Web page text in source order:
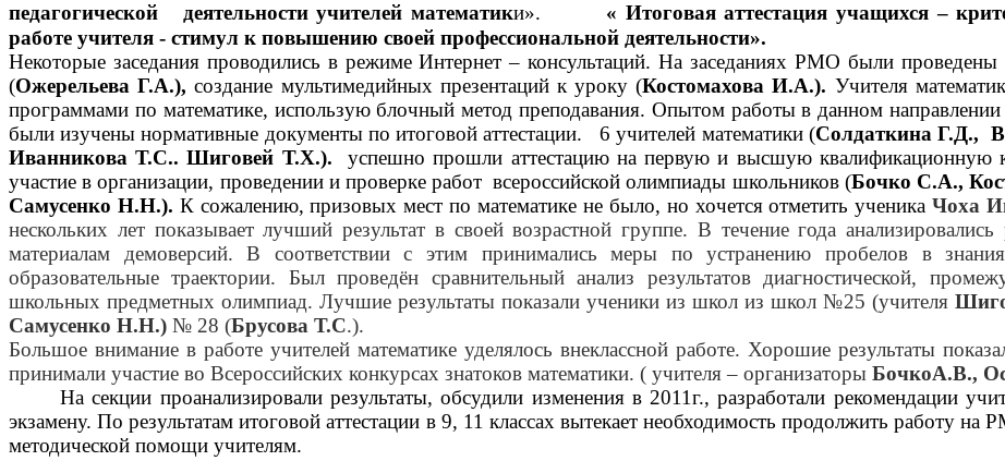
педагогической деятельности учителей математики».
« Итоговая аттестация учащихся –
работе учителя - стимул к повышению своей профессиональной деятельности».
Некоторые заседания проводились в режиме Интернет – консультаций. На заседаниях РМО были проведены
(Ожерельева Г.А.),создание мультимедийных презентаций к уроку (Костомахова И.А.). Учителя
программами по математике, использую блочный метод преподавания. Опытом работы в данном направлении
были изучены нормативные документы по итоговой аттестации. 6 учителей математики (Солдаткина Г.Д.,
Иванникова Т.С.. Шиговей Т.Х.).
успешно прошли аттестацию на первую и высшую квалификационную
участие в организации, проведении и проверке работ всероссийской олимпиады школьников (Бочко С.А.,
Самусенко Н.Н.). К сожалению, призовых мест по математике не было, но хочется отметить ученика Чоха
нескольких лет показывает лучший результат в своей возрастной группе. В течение года
материалам демоверсий. В соответствии с этим принимались меры по устранению пробелов в
образовательные траектории. Был проведён сравнительный анализ результатов диагностической,
школьных предметных олимпиад. Лучшие результаты показали ученики из школ из школ №25 (учителя
Самусенко Н.Н.) № 28 (Брусова Т.С.).
Большое внимание в работе учителей математике уделялось внеклассной работе. Хорошие результаты
принимали участие во Всероссийских конкурсах знатоков математики. ( учителя – организаторы БочкоА.В.,
На секции проанализировали результаты, обсудили изменения в 2011г., разработали рекомендации
экзамену. По результатам итоговой аттестации в 9, 11 классах вытекает необходимость продолжить работу
методической помощи учителям.